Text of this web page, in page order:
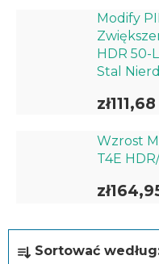
Modify
HDR 50-
Stal
zł111,68
Wzrost
T4E
Sortować